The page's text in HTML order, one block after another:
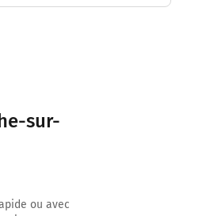
sur-
ou avec